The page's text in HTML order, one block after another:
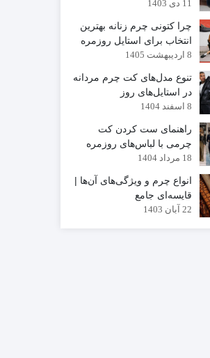
11 دی 1403
چرا کتونی چرم زنانه بهترین
انتخاب برای استایل روزمره
است؟
8 اردیبهشت 1405
تنوع مدل‌های کت چرم مردانه
در استایل‌های روز
8 اسفند 1404
راهنمای ست کردن کت
چرمی با لباس‌های روزمره
18 مرداد 1404
انواع چرم و ویژگی‌های آن‌ها |
قایسه‌ای جامع
22 آبان 1403